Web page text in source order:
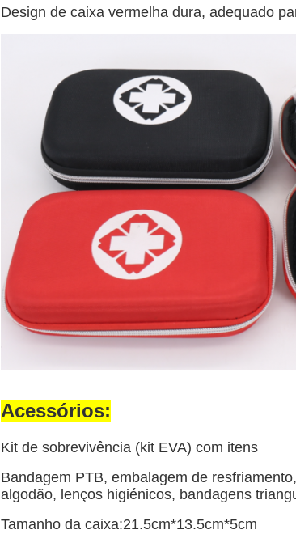
Design de caixa vermelha dura, adequado
Acessórios:
Kit de sobrevivência (kit EVA) com itens
Bandagem PTB, embalagem de
algodão, lenços higiénicos, bandagens
Tamanho da caixa:21.5cm*13.5cm*5cm